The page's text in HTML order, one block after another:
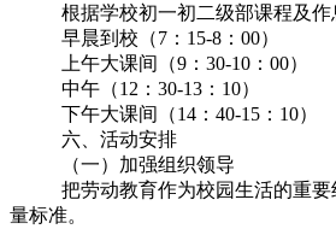
根据学校初一初二级部课程及
早晨到校（7：15-8：00）
上午大课间（9：30-10：00）
中午（12：30-13：10）
下午大课间（14：40-15：10）
六、活动安排
（一）加强组织领导
把劳动教育作为校园生活的重
量标准。